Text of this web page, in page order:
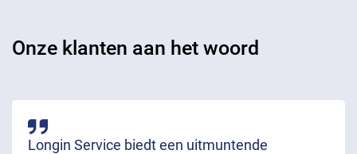
Onze klanten aan het woord
Longin Service biedt een uitmuntende